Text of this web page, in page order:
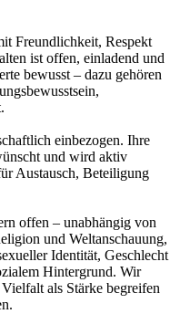
Freundlichkeit, Respekt
ist offen, einladend und
bewusst – dazu gehören
einbezogen. Ihre
und wird aktiv
Austausch, Beteiligung
offen – unabhängig von
und Weltanschauung,
Identität, Geschlecht
Hintergrund. Wir
als Stärke begreifen